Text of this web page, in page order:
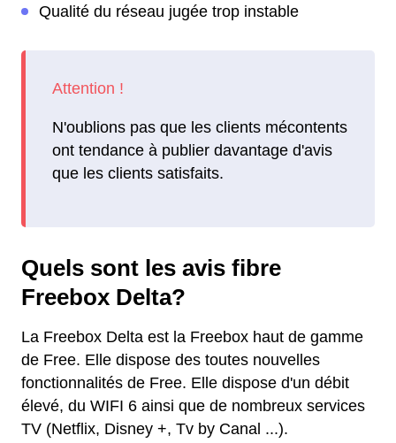
Qualité du réseau jugée trop instable
N'oublions pas que les clients mécontents
ont tendance à publier davantage d'avis
que les clients satisfaits.
Quels sont les avis fibre
Freebox Delta?
La Freebox Delta est la Freebox haut de gamme
de Free. Elle dispose des toutes nouvelles
fonctionnalités de Free. Elle dispose d'un débit
élevé, du WIFI 6 ainsi que de nombreux services
TV (Netflix, Disney +, Tv by Canal ...).